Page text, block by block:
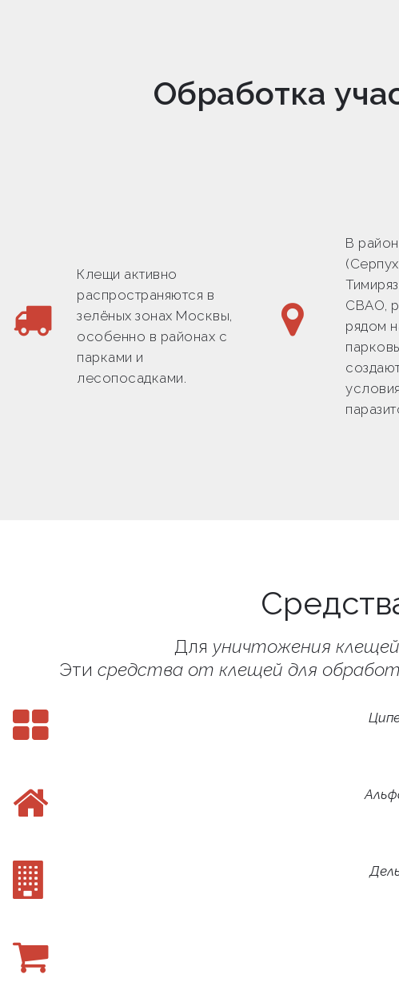
Обработка
Клещи активно
распространяются в
зелёных зонах Москвы,
особенно в районах с
парками и
лесопосадками.
В
СВАО,
рядом
Для уничтожения
Эти средства от клещей для